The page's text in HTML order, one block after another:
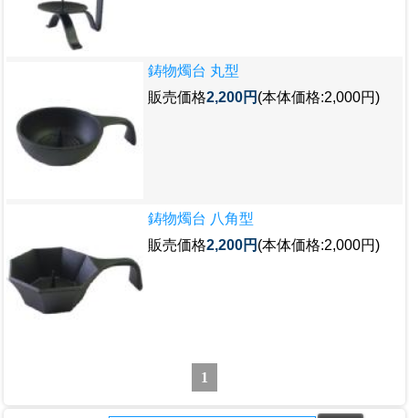
鋳物燭台 丸型
販売価格2,200円 (本体価格:2,000円)
鋳物燭台 八角型
販売価格2,200円 (本体価格:2,000円)
1